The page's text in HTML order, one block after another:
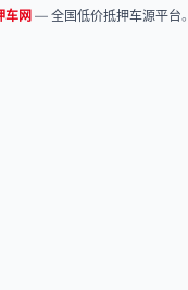
车网 — 全国低价抵押车源平台。